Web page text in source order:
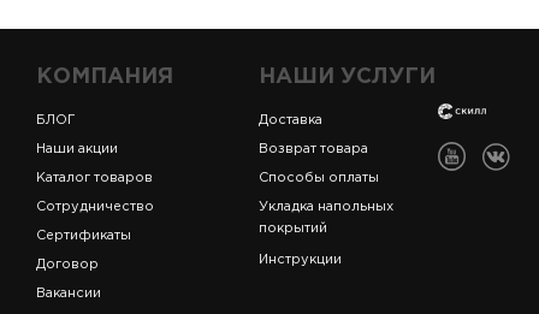
КОМПАНИЯ
БЛОГ
Наши акции
Каталог товаров
Сотрудничество
Сертификаты
Договор
Вакансии
НАШИ УСЛУГИ
Доставка
Возврат товара
Способы оплаты
Укладка напольных
покрытий
Инструкции